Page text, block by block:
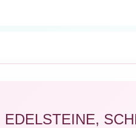
EDELSTEINE,